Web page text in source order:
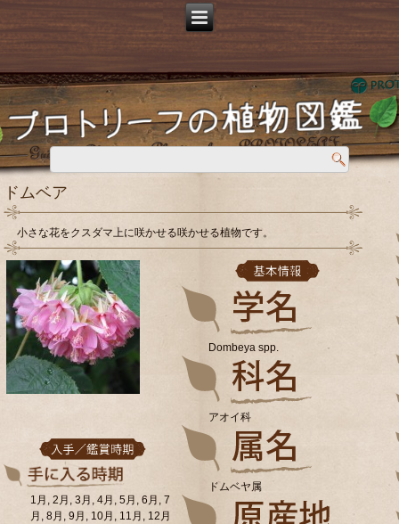
ドムベア
小さな花をクスダマ上に咲かせる咲かせる植物です。
Dombeya spp.
アオイ科
ドムベヤ属
1月, 2月, 3月, 4月, 5月, 6月, 7
月, 8月, 9月, 10月, 11月, 12月